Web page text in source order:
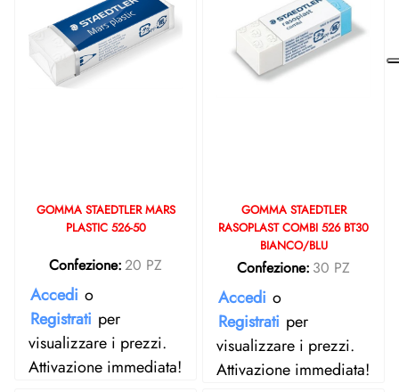
GOMMA STAEDTLER MARS
PLASTIC 526-50
Confezione:20 PZ
Accedi o
Registrati per
visualizzare i prezzi.
Attivazione immediata!
GOMMA STAEDTLER
RASOPLAST COMBI 526 BT30
BIANCO/BLU
Confezione: 30 PZ
Accedi o
Registrati per
visualizzare i prezzi.
Attivazione immediata!